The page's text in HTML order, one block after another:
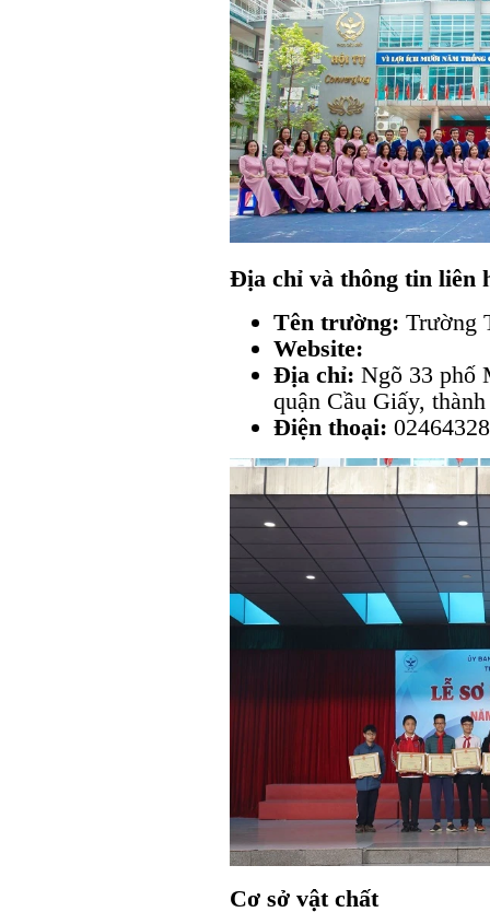
Địa chỉ và thông tin liên
Tên trường: Trường
Website:
Địa chỉ: Ngõ 33 phố
quận Cầu Giấy,
Điện thoại:
Cơ sở vật chất